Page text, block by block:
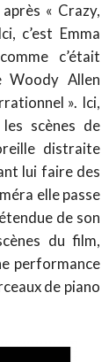
« Crazy,
c’est Emma
c’était
Woody Allen
». Ici,
scènes de
distraite
lui faire des
elle passe
de son
du film,
performance
de piano